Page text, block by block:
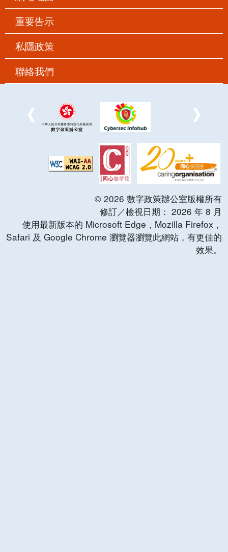
重要告示
私隱政策
聯絡我們
© 2026 數字政策辦公室版權所有
修訂／檢視日期： 2026 年 8 月
使用最新版本的 Microsoft Edge，Mozilla Firefox，
Safari 及 Google Chrome 瀏覽器瀏覽此網站，有更佳的
效果。